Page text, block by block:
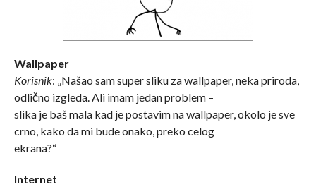
Wallpaper
Korisnik: „Našao sam super sliku za wallpaper, neka priroda,
odlično izgleda. Ali imam jedan problem –
slika je baš mala kad je postavim na wallpaper, okolo je sve
crno, kako da mi bude onako, preko celog
ekrana?“
Internet